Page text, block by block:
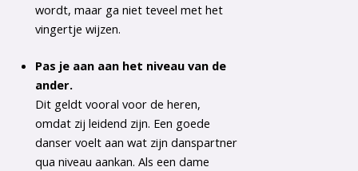
wordt, maar ga niet teveel met het
vingertje wijzen.
Pas je aan aan het niveau van de
ander.
Dit geldt vooral voor de heren,
omdat zij leidend zijn. Een goede
danser voelt aan wat zijn danspartner
qua niveau aankan. Als een dame